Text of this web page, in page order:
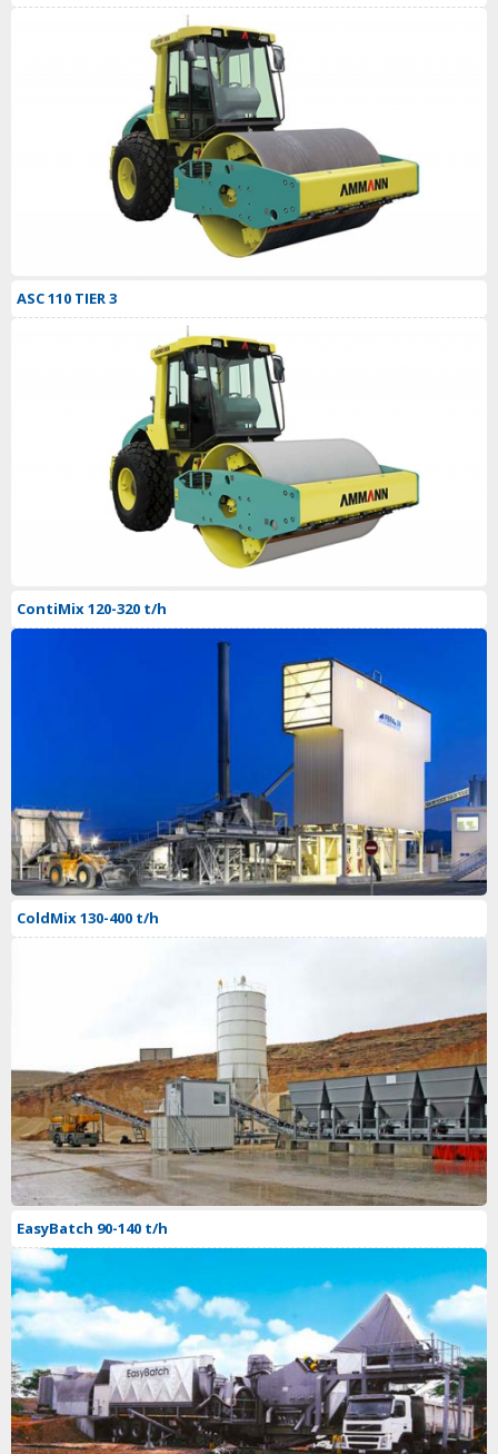
ASC 110 TIER 3
ContiMix 120-320 t/h
ColdMix 130-400 t/h
EasyBatch 90-140 t/h